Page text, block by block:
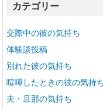
ブカテゴリー
交際中の彼の気持ち
体験談投稿
別れた彼の気持ち
喧嘩したときの彼の気持
夫・旦那の気持ち